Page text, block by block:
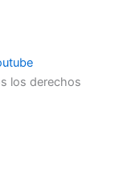
los derechos